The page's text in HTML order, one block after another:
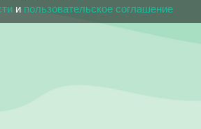
и пользовательское соглашение